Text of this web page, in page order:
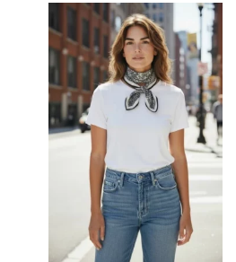
kr 399,00.kr 199,50.